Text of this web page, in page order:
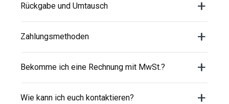
Rückgabe und Umtausch
Zahlungsmethoden
Bekomme ich eine Rechnung mit MwSt.?
Wie kann ich euch kontaktieren?